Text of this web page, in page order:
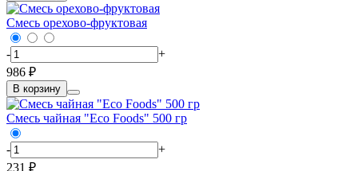
Смесь орехово-фруктовая
-
+
986 ₽
В корзину
Смесь чайная "Eco Foods" 500 гр
-
+
231 ₽